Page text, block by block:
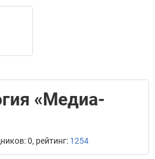
«Медиа-
0, рейтинг: 1254